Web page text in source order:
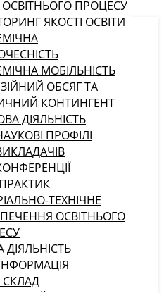
ПРОЦЕСУ
ЯКОСТІ ОСВІТИ
МОБІЛЬНІСТЬ
ОБСЯГ ТА
КОНТИНГЕНТ
ДІЯЛЬНІСТЬ
ПРОФІЛІ
ТЕХНІЧНЕ
ОСВІТНЬОГО